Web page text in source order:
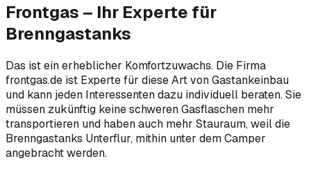
Frontgas – Ihr Experte für
Brenngastanks
Das ist ein erheblicher Komfortzuwachs. Die Firma
frontgas.de ist Experte für diese Art von Gastankeinbau
und kann jeden Interessenten dazu individuell beraten. Sie
müssen zukünftig keine schweren Gasflaschen mehr
transportieren und haben auch mehr Stauraum, weil die
Brenngastanks Unterflur, mithin unter dem Camper
angebracht werden.